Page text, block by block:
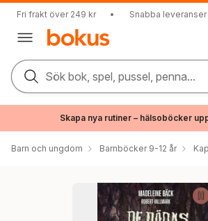
Fri frakt över 249 kr • Snabba leveranser
Sök bok, spel, pussel, penna...
Skapa nya rutiner – hälsoböcker
Barn och ungdom Barnböcker 9-12 år